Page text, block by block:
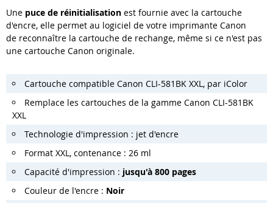
Une puce de réinitialisation est fournie avec la cartouche
d'encre, elle permet au logiciel de votre imprimante Canon
de reconnaître la cartouche de rechange, même si ce n'est pas
une cartouche Canon originale.
Cartouche compatible Canon CLI-581BK XXL, par iColor
Remplace les cartouches de la gamme Canon CLI-581BK
XXL
Technologie d'impression : jet d'encre
Format XXL, contenance : 26 ml
Capacité d'impression : jusqu'à 800 pages
Couleur de l'encre : Noir